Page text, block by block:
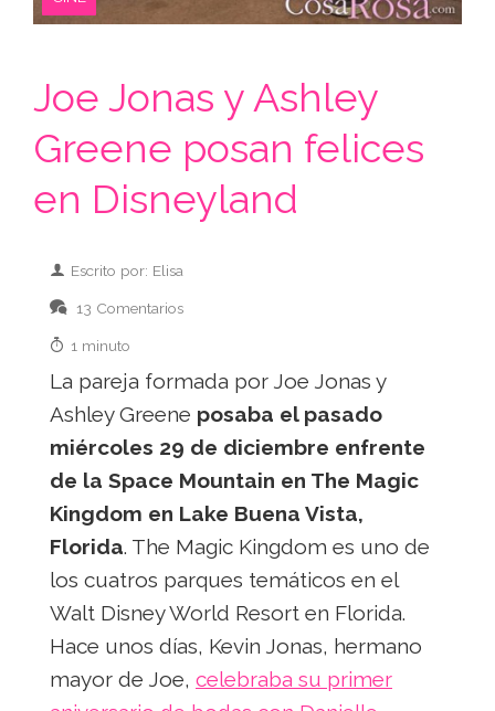
Joe Jonas y Ashley
Greene posan felices
en Disneyland
Escrito por: Elisa
13 Comentarios
1 minuto
La pareja formada por Joe Jonas y
Ashley Greene posaba el pasado
miércoles 29 de diciembre enfrente
de la Space Mountain en The Magic
Kingdom en Lake Buena Vista,
Florida. The Magic Kingdom es uno de
los cuatros parques temáticos en el
Walt Disney World Resort en Florida.
Hace unos días, Kevin Jonas, hermano
mayor de Joe, celebraba su primer